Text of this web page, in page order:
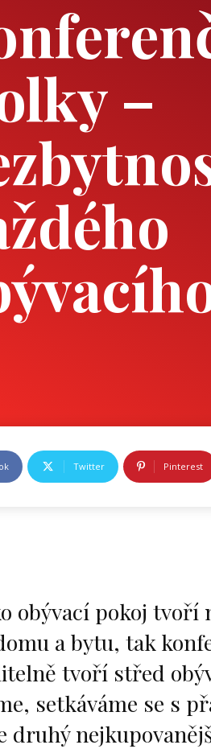
–
Twitter Pinterest
obývací pokoj tvoří
a bytu, tak
tvoří střed
setkáváme se s
druhý